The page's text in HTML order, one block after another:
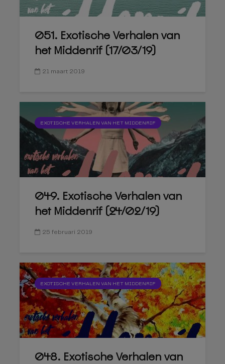
051. Exotische Verhalen van
het Middenrif (17/03/19)
21 maart 2019
EXOTISCHE VERHALEN VAN HET MIDDENRIF
049. Exotische Verhalen van
het Middenrif (24/02/19)
25 februari 2019
EXOTISCHE VERHALEN VAN HET MIDDENRIF
048. Exotische Verhalen van